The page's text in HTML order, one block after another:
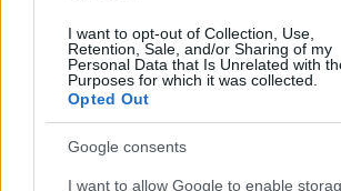
I want to opt-out of Collection, Use,
Retention, Sale, and/or Sharing of my
Personal Data that Is Unrelated with
Purposes for which it was collected.
Opted Out
Google consents
I want to allow Google to enable